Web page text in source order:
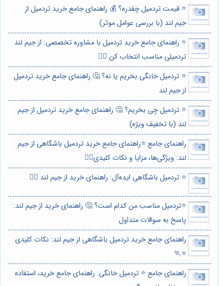
⭐️ قیمت تردمیل چقدره؟ 💰 راهنمای جامع خرید تردمیل از
جیم لند (با بررسی عوامل موثر)
⭐️ راهنمای جامع خرید تردمیل با مشاوره تخصصی: از جیم لند
تردمیلی مناسب انتخاب کن 🏃‍♀️
⭐️ تردمیل خانگی بخریم یا نه؟ 🤔 راهنمای جامع خرید تردمیل
از جیم لند
⭐️ تردمیل چی بخریم؟ 🤔 راهنمای جامع خرید تردمیل از جیم
لند (با تخفیف ویژه)
راهنمای جامع ⭐️راهنمای جامع خرید تردمیل باشگاهی از جیم
لند: ویژگی‌ها، مزایا و نکات کلیدی🏃‍♂️
⭐️ تردمیل باشگاهی ایده‌آل: راهنمای خرید از جیم لند 🏃‍♂️
⭐️تردمیل مناسب من کدام است؟ 🤔 راهنمای خرید از جیم لند:
پاسخ به سوالات متداول
راهنمای جامع خرید تردمیل باشگاهی از جیم لند: نکات کلیدی
⭐️🏃
راهنمای جامع ⭐️ تردمیل خانگی: راهنمای جامع خرید، استفاده